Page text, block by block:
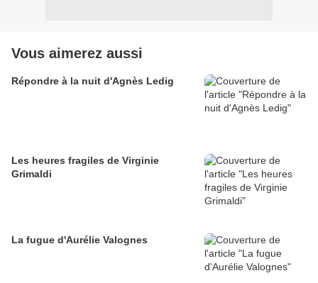
Vous aimerez aussi
Répondre à la nuit d'Agnès Ledig
Les heures fragiles de Virginie
Grimaldi
La fugue d'Aurélie Valognes